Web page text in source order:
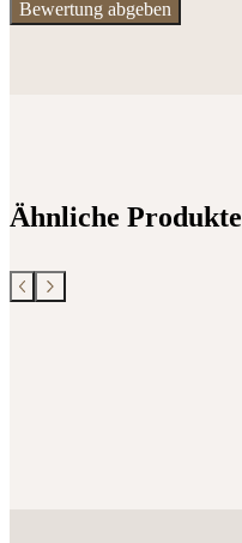
Ähnliche Produkte